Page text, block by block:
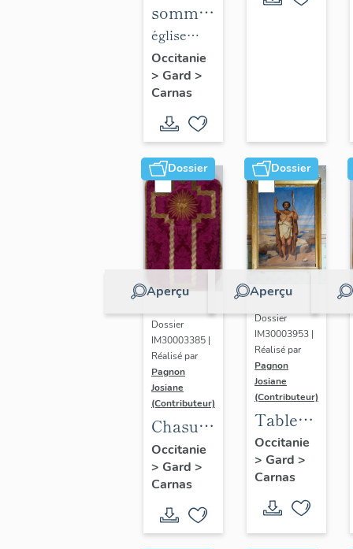
sommaire
des
textiles
de
l'église
Saint-
Jean-
Baptiste
de
Carnas
église
Saint-
Jean-
Baptiste
de Carnas
Occitanie
> Gard >
Carnas
Dossier
Aperçu
Dossier
IM30003385 |
Réalisé par
Pagnon
Josiane
(Contributeur)
Chasuble
violette
avec
étole et
voile de
calice
Occitanie
> Gard >
Carnas
Dossier
Aperçu
Dossier
IM30003953 |
Réalisé par
Pagnon
Josiane
(Contributeur)
Tableau
: saint
Jean-
Baptiste
Occitanie
> Gard >
Carnas